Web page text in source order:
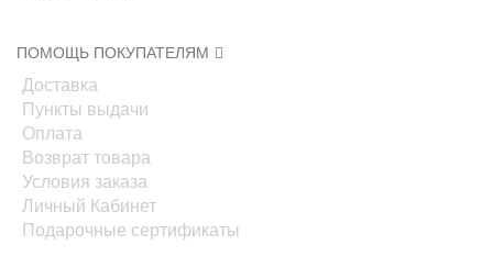
ПОМОЩЬ ПОКУПАТЕЛЯМ
Доставка
Пункты выдачи
Оплата
Возврат товара
Условия заказа
Личный Кабинет
Подарочные сертификаты